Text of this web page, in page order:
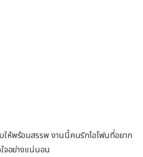
ให้พร้อมสรรพ งานนี้คนรักไอโฟนที่อยาก
จอย่างแน่นอน